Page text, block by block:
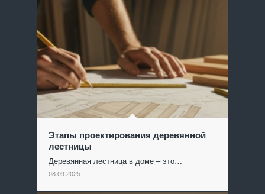
Этапы проектирования деревянной
лестницы
Деревянная лестница в доме – это…
08.09.2025